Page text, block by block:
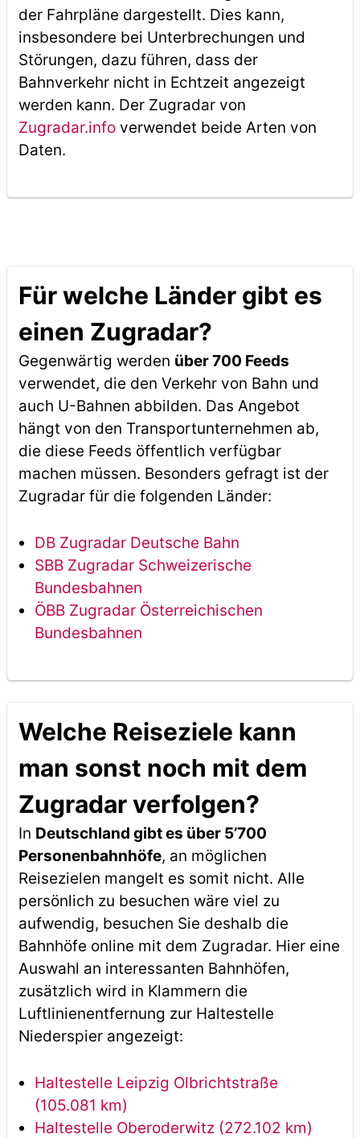
der Fahrpläne dargestellt. Dies kann,
insbesondere bei Unterbrechungen und
Störungen, dazu führen, dass der
Bahnverkehr nicht in Echtzeit angezeigt
werden kann. Der Zugradar von
Zugradar.infoverwendet beide Arten von
Daten.
Für welche Länder gibt es
einen Zugradar?
Gegenwärtig werden über 700 Feeds
verwendet, die den Verkehr von Bahn und
auch U-Bahnen abbilden. Das Angebot
hängt von den Transportunternehmen ab,
die diese Feeds öffentlich verfügbar
machen müssen. Besonders gefragt ist der
Zugradar für die folgenden Länder:
DB Zugradar Deutsche Bahn
SBB Zugradar Schweizerische
Bundesbahnen
ÖBB Zugradar Österreichischen
Bundesbahnen
Welche Reiseziele kann
man sonst noch mit dem
Zugradar verfolgen?
In Deutschland gibt es über 5’700
Personenbahnhöfe, an möglichen
Reisezielen mangelt es somit nicht. Alle
persönlich zu besuchen wäre viel zu
aufwendig, besuchen Sie deshalb die
Bahnhöfe online mit dem Zugradar. Hier eine
Auswahl an interessanten Bahnhöfen,
zusätzlich wird in Klammern die
Luftlinienentfernung zur Haltestelle
Niederspier angezeigt:
Haltestelle Leipzig Olbrichtstraße
(105.081 km)
Haltestelle Oberoderwitz (272.102 km)